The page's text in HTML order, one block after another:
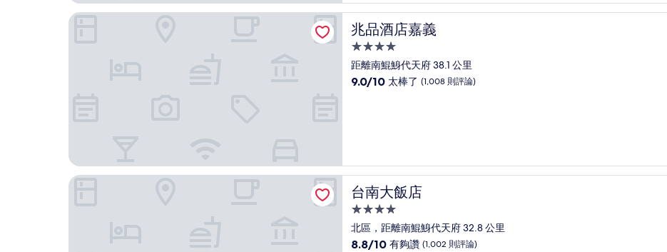
棒
了，
(1,002
則
評
論)
兆品酒店嘉義
兆品酒店嘉義
4.0
星
級
距離南鯤鯓代天府 38.1 公里
9.0
棒
了，
(1,008
則
評
論)
9.0/10 太棒了 (1,008 則評論)
兆品酒店嘉義
台南大飯店
台南大飯店
4.0
星
級
北區，距離南鯤鯓代天府 32.8 公里
8.8
8.8/10 有夠讚 (1,002 則評論)
台南大飯店